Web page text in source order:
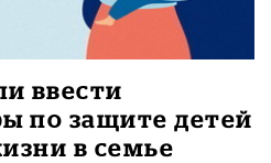
ввести
по защите детей
в семье